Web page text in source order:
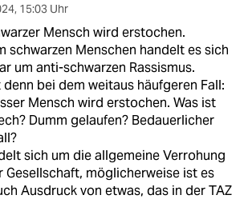
, 15:03 Uhr
Mensch wird erstochen.
schwarzen Menschen handelt es sich
um anti-schwarzen Rassismus.
denn bei dem weitaus häufgeren Fall:
Mensch wird erstochen. Was ist
Dumm gelaufen? Bedauerlicher
sich um die allgemeine Verrohung
Gesellschaft, möglicherweise ist es
Ausdruck von etwas, das in der TAZ